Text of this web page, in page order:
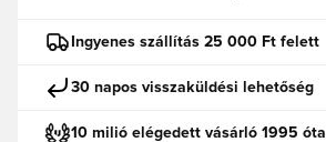
Ingyenes szállítás 25 000 Ft felett
30 napos visszaküldési lehetőség
10 milió elégedett vásárló 1995 óta